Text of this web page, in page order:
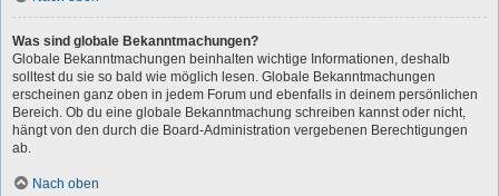
Was sind globale Bekanntmachungen?
Globale Bekanntmachungen beinhalten wichtige Informationen, deshalb
solltest du sie so bald wie möglich lesen. Globale Bekanntmachungen
erscheinen ganz oben in jedem Forum und ebenfalls in deinem persönlichen
Bereich. Ob du eine globale Bekanntmachung schreiben kannst oder nicht,
hängt von den durch die Board-Administration vergebenen Berechtigungen
ab.
Nach oben